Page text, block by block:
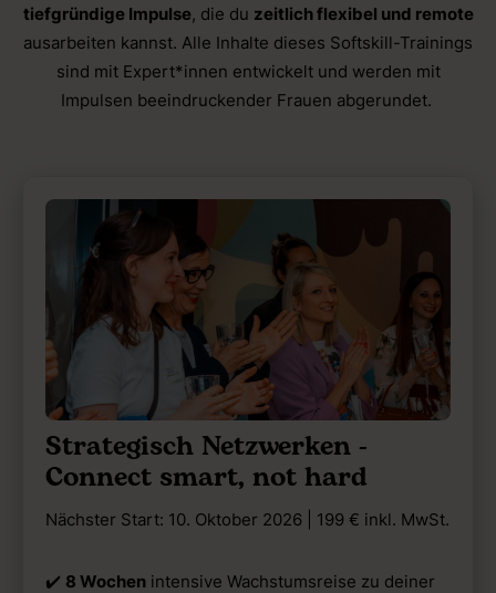
tiefgründige Impulse, die du zeitlich flexibel und remote
ausarbeiten kannst. Alle Inhalte dieses Softskill-Trainings
sind mit Expert*innen entwickelt und werden mit
Impulsen beeindruckender Frauen abgerundet.
Strategisch Netzwerken -
Connect smart, not hard
Nächster Start: 10. Oktober 2026 | 199 € inkl. MwSt.
✔️ 8 Wochen intensive Wachstumsreise zu deiner